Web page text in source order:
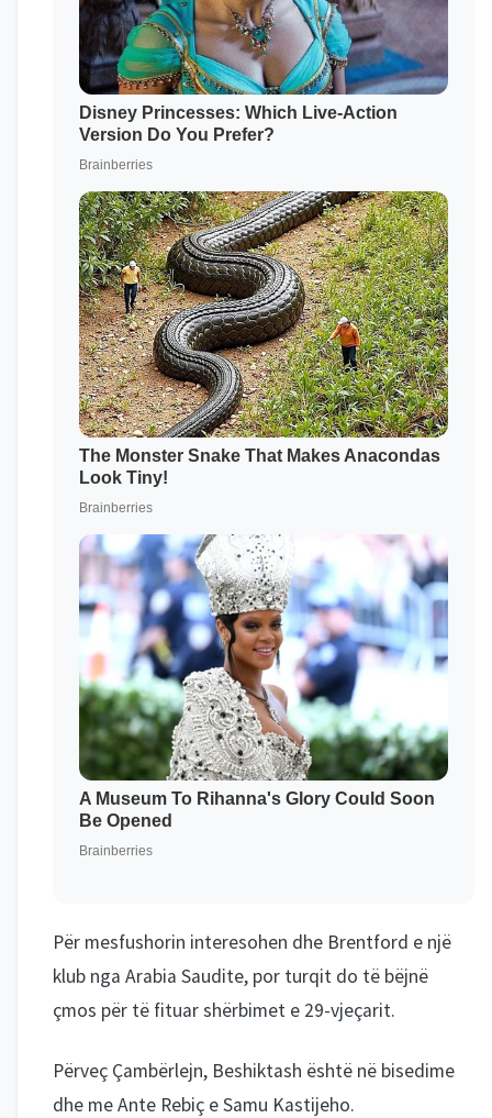
Për mesfushorin interesohen dhe Brentford e një
klub nga Arabia Saudite, por turqit do të bëjnë
çmos për të fituar shërbimet e 29-vjeçarit.
Përveç Çambërlejn, Beshiktash është në bisedime
dhe me Ante Rebiç e Samu Kastijeho.